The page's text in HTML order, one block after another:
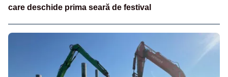
care deschide prima seară de festival